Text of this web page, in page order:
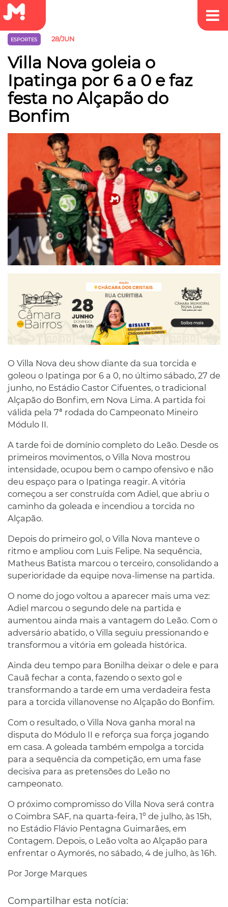
ESPORTES 28/JUN
Villa Nova goleia o
Ipatinga por 6 a 0 e faz
festa no Alçapão do
Bonfim
O Villa Nova deu show diante da sua torcida e
goleou o Ipatinga por 6 a 0, no último sábado, 27 de
junho, no Estádio Castor Cifuentes, o tradicional
Alçapão do Bonfim, em Nova Lima. A partida foi
válida pela 7ª rodada do Campeonato Mineiro
Módulo II.
A tarde foi de domínio completo do Leão. Desde os
primeiros movimentos, o Villa Nova mostrou
intensidade, ocupou bem o campo ofensivo e não
deu espaço para o Ipatinga reagir. A vitória
começou a ser construída com Adiel, que abriu o
caminho da goleada e incendiou a torcida no
Alçapão.
Depois do primeiro gol, o Villa Nova manteve o
ritmo e ampliou com Luis Felipe. Na sequência,
Matheus Batista marcou o terceiro, consolidando a
superioridade da equipe nova-limense na partida.
O nome do jogo voltou a aparecer mais uma vez:
Adiel marcou o segundo dele na partida e
aumentou ainda mais a vantagem do Leão. Com o
adversário abatido, o Villa seguiu pressionando e
transformou a vitória em goleada histórica.
Ainda deu tempo para Bonilha deixar o dele e para
Cauã fechar a conta, fazendo o sexto gol e
transformando a tarde em uma verdadeira festa
para a torcida villanovense no Alçapão do Bonfim.
Com o resultado, o Villa Nova ganha moral na
disputa do Módulo II e reforça sua força jogando
em casa. A goleada também empolga a torcida
para a sequência da competição, em uma fase
decisiva para as pretensões do Leão no
campeonato.
O próximo compromisso do Villa Nova será contra
o Coimbra SAF, na quarta-feira, 1º de julho, às 15h,
no Estádio Flávio Pentagna Guimarães, em
Contagem. Depois, o Leão volta ao Alçapão para
enfrentar o Aymorés, no sábado, 4 de julho, às 16h.
Por Jorge Marques
Compartilhar esta notícia: